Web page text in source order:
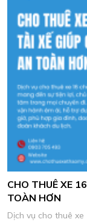
CHO THUÊ XE
TOÀN HƠN
Dịch vụ cho thuê